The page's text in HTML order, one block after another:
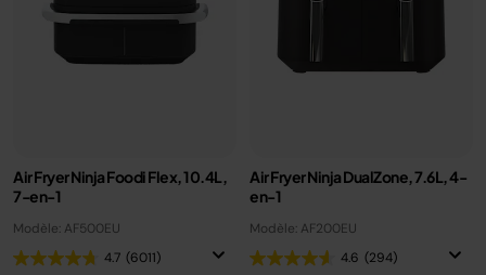
Air Fryer Ninja Foodi Flex, 10.4L,
7-en-1
Modèle: AF500EU
4.7 (6011)
Air Fryer Ninja DualZone, 7.6L, 4-
en-1
Modèle: AF200EU
4.6 (294)